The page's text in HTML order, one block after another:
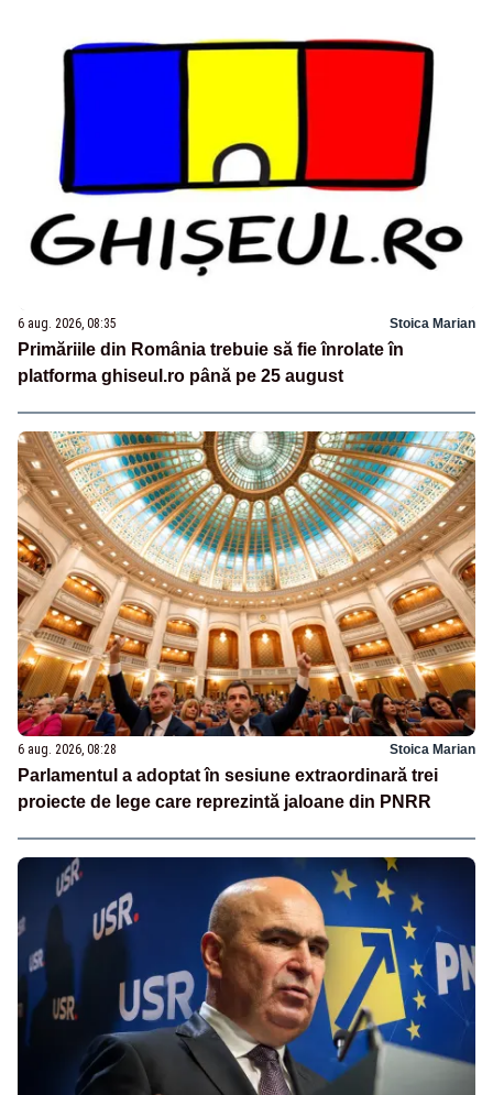
6 aug. 2026, 08:35 Stoica Marian
Primăriile din România trebuie să fie înrolate în
platforma ghiseul.ro până pe 25 august
6 aug. 2026, 08:28 Stoica Marian
Parlamentul a adoptat în sesiune extraordinară trei
proiecte de lege care reprezintă jaloane din PNRR